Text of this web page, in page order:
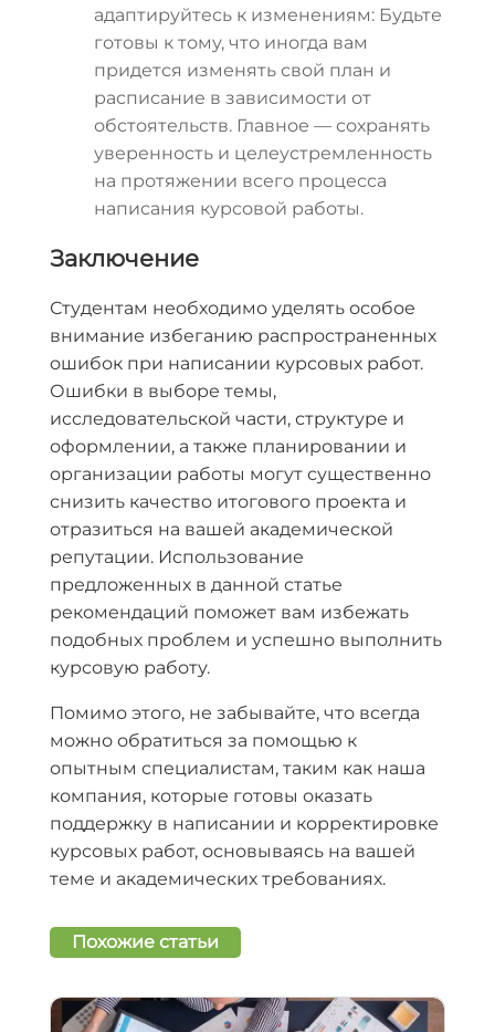
адаптируйтесь к изменениям: Будьте
готовы к тому, что иногда вам
придется изменять свой план и
расписание в зависимости от
обстоятельств. Главное — сохранять
уверенность и целеустремленность
на протяжении всего процесса
написания курсовой работы.
Заключение
Студентам необходимо уделять особое
внимание избеганию распространенных
ошибок при написании курсовых работ.
Ошибки в выборе темы,
исследовательской части, структуре и
оформлении, а также планировании и
организации работы могут существенно
снизить качество итогового проекта и
отразиться на вашей академической
репутации. Использование
предложенных в данной статье
рекомендаций поможет вам избежать
подобных проблем и успешно выполнить
курсовую работу.
Помимо этого, не забывайте, что всегда
можно обратиться за помощью к
опытным специалистам, таким как наша
компания, которые готовы оказать
поддержку в написании и корректировке
курсовых работ, основываясь на вашей
теме и академических требованиях.
Похожие статьи